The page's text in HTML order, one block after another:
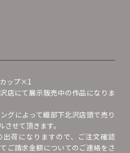
ップ×1
店にて展示販売中の作品になりま
グによって織部下北沢店頭で売り
せて頂きます。
出荷になりますので、ご注文確認
ご請求金額についてのご連絡をさ